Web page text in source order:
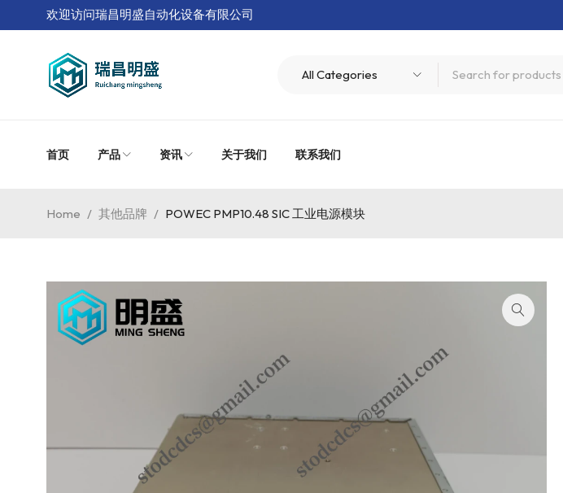
欢迎访问瑞昌明盛自动化设备有限公司
首页 产品 资讯 关于我们 联系我们
Home / 其他品牌 / POWEC PMP10.48 SIC 工业电源模块